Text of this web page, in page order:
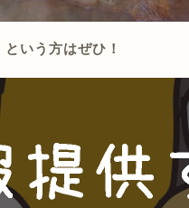
いう方はぜひ！